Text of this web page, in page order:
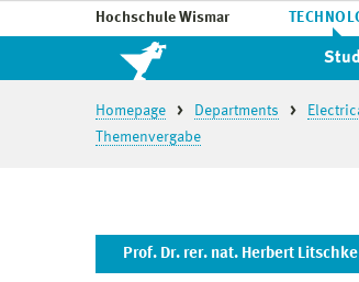
Hochschule Wismar
Homepage Departments
Themenvergabe
Prof. Dr. rer. nat. Herbert Litschke